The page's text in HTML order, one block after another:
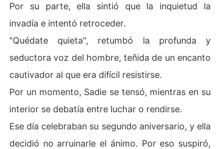
Por su parte, ella sintió que la inquietud la
invadía e intentó retroceder.
"Quédate quieta", retumbó la profunda y
seductora voz del hombre, teñida de un encanto
cautivador al que era difícil resistirse.
Por un momento, Sadie se tensó, mientras en su
interior se debatía entre luchar o rendirse.
Ese día celebraban su segundo aniversario, y ella
decidió no arruinarle el ánimo. Por eso suspiró,